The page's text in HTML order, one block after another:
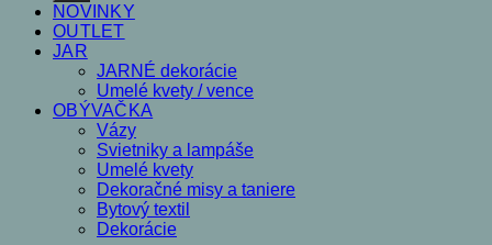
NOVINKY
OUTLET
JAR
JARNÉ dekorácie
Umelé kvety / vence
OBÝVAČKA
Vázy
Svietniky a lampáše
Umelé kvety
Dekoračné misy a taniere
Bytový textil
Dekorácie